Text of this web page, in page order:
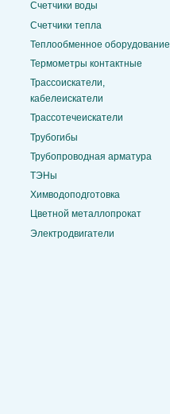
Счетчики воды
Счетчики тепла
Теплообменное оборудование
Термометры контактные
Трассоискатели,
кабелеискатели
Трассотечеискатели
Трубогибы
Трубопроводная арматура
ТЭНы
Химводоподготовка
Цветной металлопрокат
Электродвигатели